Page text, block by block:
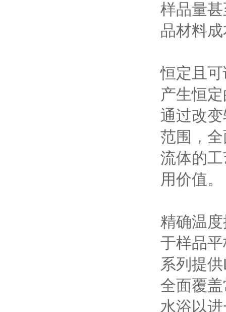
样品量
品材料
恒定且
产生恒
通过改
范围，
流体的
用价值。
精确温
于样品
系列提
全面覆
水浴以